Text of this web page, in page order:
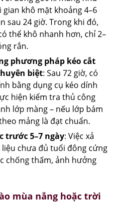
gian khô mặt khoảng 4–6
sau 24 giờ. Trong khi đó,
thể khô nhanh hơn, chỉ 2–
rắn.
phương pháp kéo cắt
biệt: Sau 72 giờ, có
bằng dụng cụ kéo dính
hiện kiểm tra thủ công
lớp màng – nếu lớp bám
mảng là đạt chuẩn.
trước 5–7 ngày: Việc xả
chưa đủ tuổi đông cứng
chống thấm, ảnh hưởng
mùa nắng hoặc trời